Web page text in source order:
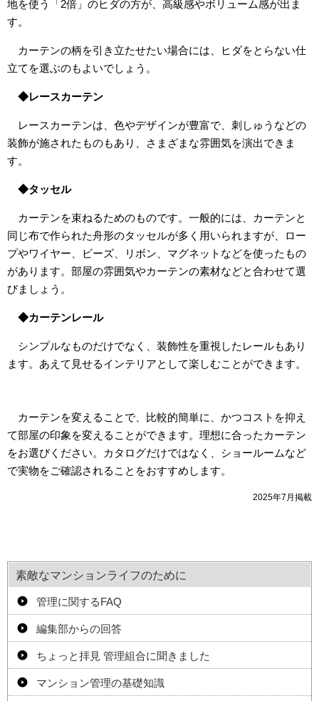
地を使う「2倍」のヒダの方が、高級感やボリューム感が出ま
す。
カーテンの柄を引き立たせたい場合には、ヒダをとらない仕
立てを選ぶのもよいでしょう。
◆レースカーテン
レースカーテンは、色やデザインが豊富で、刺しゅうなどの
装飾が施されたものもあり、さまざまな雰囲気を演出できま
す。
◆タッセル
カーテンを束ねるためのものです。一般的には、カーテンと
同じ布で作られた舟形のタッセルが多く用いられますが、ロー
プやワイヤー、ビーズ、リボン、マグネットなどを使ったもの
があります。部屋の雰囲気やカーテンの素材などと合わせて選
びましょう。
◆カーテンレール
シンプルなものだけでなく、装飾性を重視したレールもあり
ます。あえて見せるインテリアとして楽しむことができます。
カーテンを変えることで、比較的簡単に、かつコストを抑え
て部屋の印象を変えることができます。理想に合ったカーテン
をお選びください。カタログだけではなく、ショールームなど
で実物をご確認されることをおすすめします。
2025年7月掲載
素敵なマンションライフのために
管理に関するFAQ
編集部からの回答
ちょっと拝見 管理組合に聞きました
マンション管理の基礎知識